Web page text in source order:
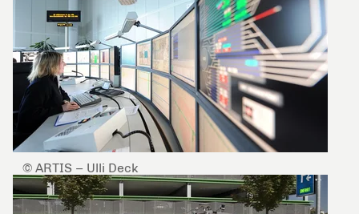
© ARTIS – Ulli Deck